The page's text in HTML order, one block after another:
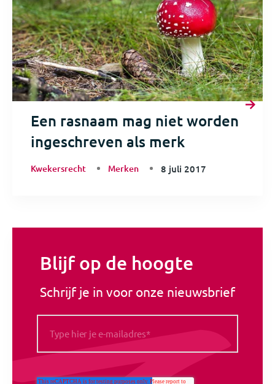
Een rasnaam mag niet worden
ingeschreven als merk
Kwekersrecht Merken 8 juli 2017
Blijf op de hoogte
Schrijf je in voor onze nieuwsbrief